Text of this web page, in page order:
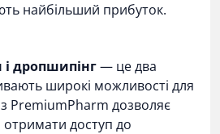
найбільший прибуток.
і дропшипінг— це два
широкі можливості для
з PremiumPharm дозволяє
доступ до